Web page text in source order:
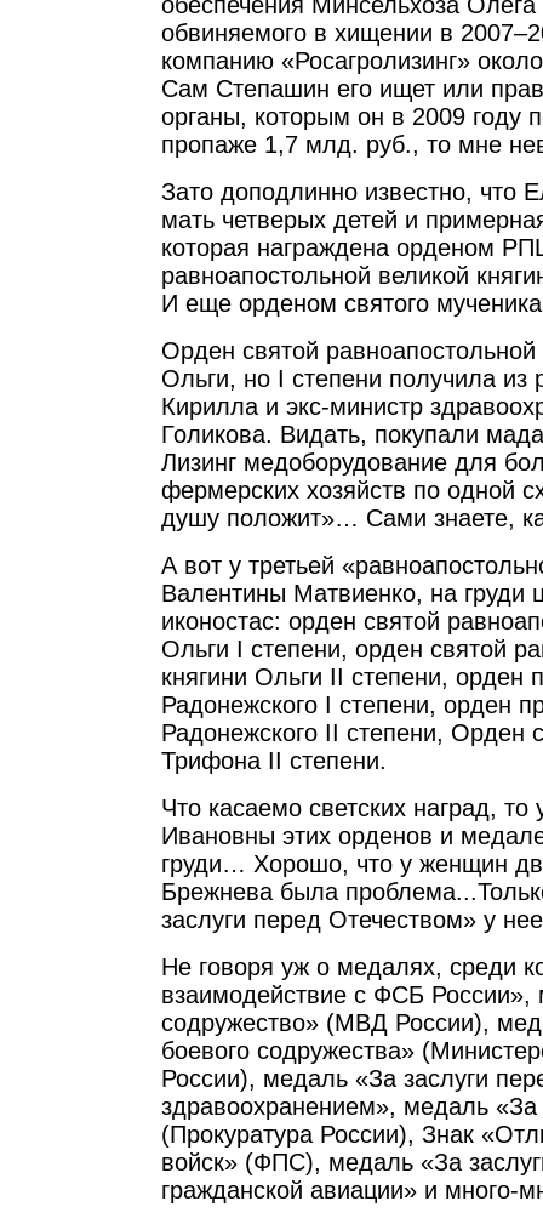
обвиняемого в хищении в
компанию «Росагролизинг»
Сам Степашин его ищет или
органы, которым он в 2009 году
пропаже 1,7 млд. руб., то мне
Зато доподлинно известно, что
мать четверых детей и
которая награждена орденом
равноапостольной великой
И еще орденом святого
Орден святой равноапостольной
Ольги, но I степени получила из
Кирилла и экс-министр
Голикова. Видать, покупали
Лизинг медоборудование для
фермерских хозяйств по одной
душу положит»… Сами знаете,
А вот у третьей
Валентины Матвиенко, на груди
иконостас: орден святой
Ольги I степени, орден святой
княгини Ольги II степени, орден
Радонежского I степени, орден
Радонежского II степени, Орден
Трифона II степени.
Что касаемо светских наград,
Ивановны этих орденов и
груди… Хорошо, что у женщин
Брежнева была
заслуги перед Отечеством» у
Не говоря уж о медалях, среди
взаимодействие с ФСБ России»,
содружество» (МВД России),
боевого содружества»
России), медаль «За заслуги
здравоохранением», медаль «За
(Прокуратура России), Знак
войск» (ФПС), медаль «За
гражданской авиации» и много-